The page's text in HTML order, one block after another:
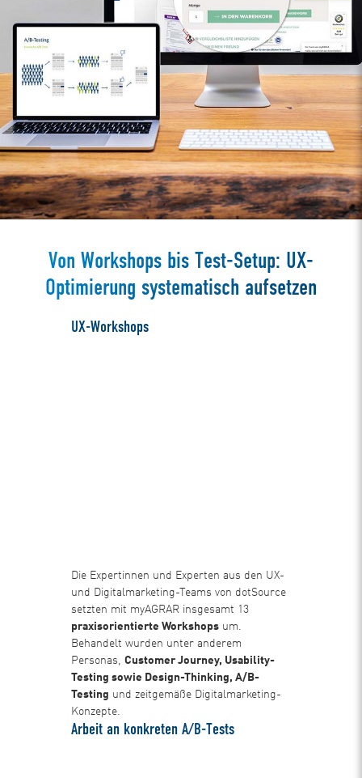
Von Workshops bis Test-Setup: UX-
Optimierung systematisch aufsetzen
UX-Workshops
Die Expertinnen und Experten aus den UX-
und Digitalmarketing-Teams von dotSource
setzten mit myAGRAR insgesamt 13
praxisorientierte Workshopsum.
Behandelt wurden unter anderem
Personas, Customer Journey, Usability-
Testing sowie Design-Thinking, A/B-
Testing und zeitgemäße Digitalmarketing-
Konzepte.
Arbeit an konkreten A/B-Tests